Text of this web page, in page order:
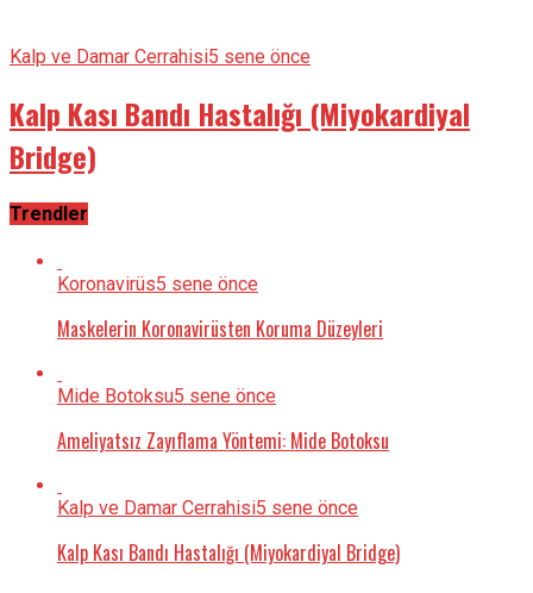
Kalp ve Damar Cerrahisi5 sene önce
Kalp Kası Bandı Hastalığı (Miyokardiyal
Bridge)
Trendler
Koronavirüs5 sene önce
Maskelerin Koronavirüsten Koruma Düzeyleri
Mide Botoksu5 sene önce
Ameliyatsız Zayıflama Yöntemi: Mide Botoksu
Kalp ve Damar Cerrahisi5 sene önce
Kalp Kası Bandı Hastalığı (Miyokardiyal Bridge)